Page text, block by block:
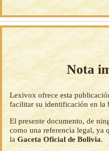
Nota
Lexivox ofrece esta
facilitar su identificación en la
El presente documento, de
como una referencia legal, ya
laGaceta Oficial de Bolivia.